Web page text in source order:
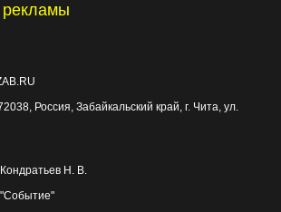
, Россия, Забайкальский край, г. Чита, ул.
Н. В.